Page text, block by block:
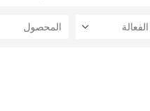
المحصول